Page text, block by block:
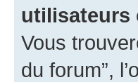
utilisateurs
Vous
du forum”,